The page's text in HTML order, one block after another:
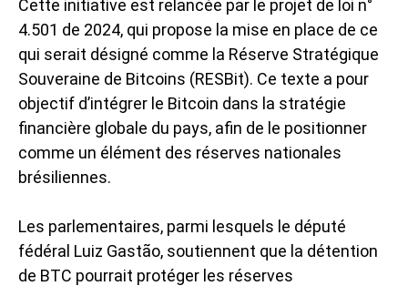
Cette initiative est relancée par le projet de loi n°
4.501 de 2024, qui propose la mise en place de ce
qui serait désigné comme la Réserve Stratégique
Souveraine de Bitcoins (RESBit). Ce texte a pour
objectif d’intégrer le Bitcoin dans la stratégie
financière globale du pays, afin de le positionner
comme un élément des réserves nationales
brésiliennes.
Les parlementaires, parmi lesquels le député
fédéral Luiz Gastão, soutiennent que la détention
de BTC pourrait protéger les réserves